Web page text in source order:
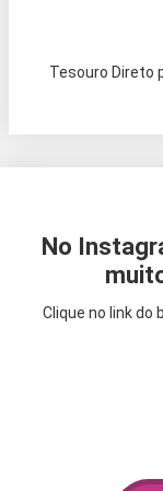
Tesouro Direto
No
Clique no link do